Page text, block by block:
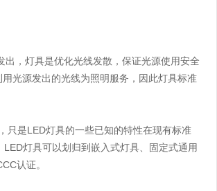
，灯具是优化光线发散，保证光源使用安全
光源发出的光线为照明服务，因此灯具标准
是LED灯具的一些已知的特性在现有标准
灯具可以划归到嵌入式灯具、固定式通用
认证。